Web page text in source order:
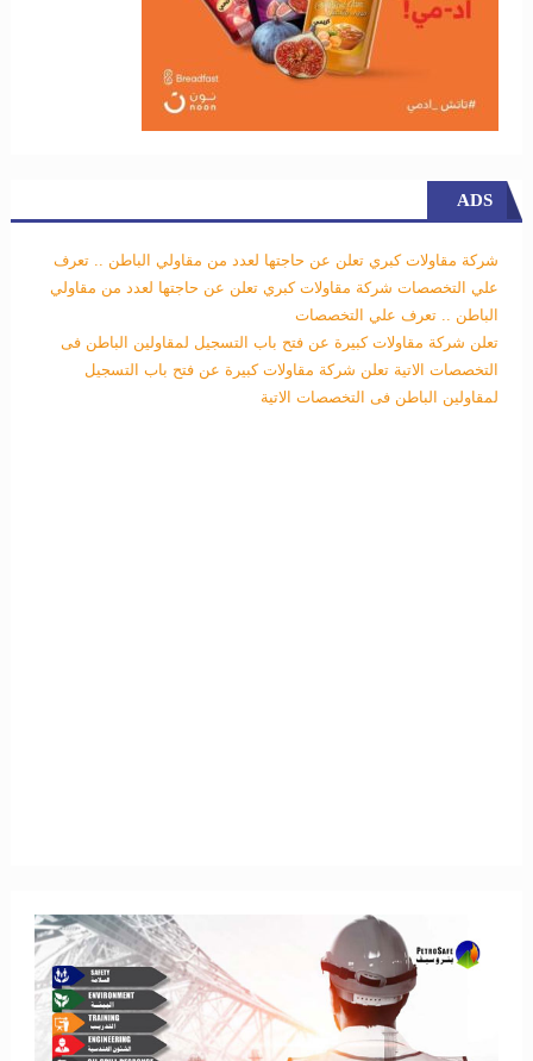
ADS
شركة مقاولات كبري تعلن عن حاجتها لعدد من مقاولي الباطن .. تعرف
علي التخصصات شركة مقاولات كبري تعلن عن حاجتها لعدد من مقاولي
الباطن .. تعرف علي التخصصات
تعلن شركة مقاولات كبيرة عن فتح باب التسجيل لمقاولين الباطن فى
التخصصات الاتية تعلن شركة مقاولات كبيرة عن فتح باب التسجيل
لمقاولين الباطن فى التخصصات الاتية